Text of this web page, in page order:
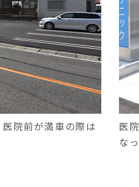
院前が満車の際は
医
な